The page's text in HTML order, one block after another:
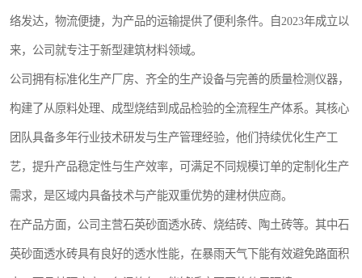
络发达，物流便捷，为产品的运输提供了便利条件。自2023年成立以
来，公司就专注于新型建筑材料领域。
公司拥有标准化生产厂房、齐全的生产设备与完善的质量检测仪器，
构建了从原料处理、成型烧结到成品检验的全流程生产体系。其核心
团队具备多年行业技术研发与生产管理经验，他们持续优化生产工
艺，提升产品稳定性与生产效率，可满足不同规模订单的定制化生产
需求，是区域内具备技术与产能双重优势的建材供应商。
在产品方面，公司主营石英砂面透水砖、烧结砖、陶土砖等。其中石
英砂面透水砖具有良好的透水性能，在暴雨天气下能有效避免路面积